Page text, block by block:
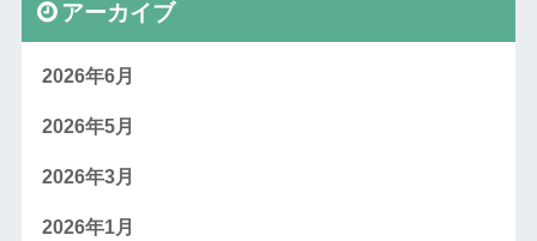
アーカイブ
2026年6月
2026年5月
2026年3月
2026年1月